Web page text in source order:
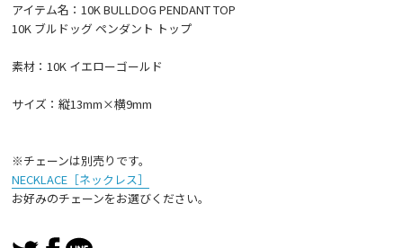
アイテム名：10K BULLDOG PENDANT TOP
10K ブルドッグ ペンダント トップ
素材：10K イエローゴールド
サイズ：縦13mm×横9mm
※チェーンは別売りです。
NECKLACE［ネックレス］
お好みのチェーンをお選びください。